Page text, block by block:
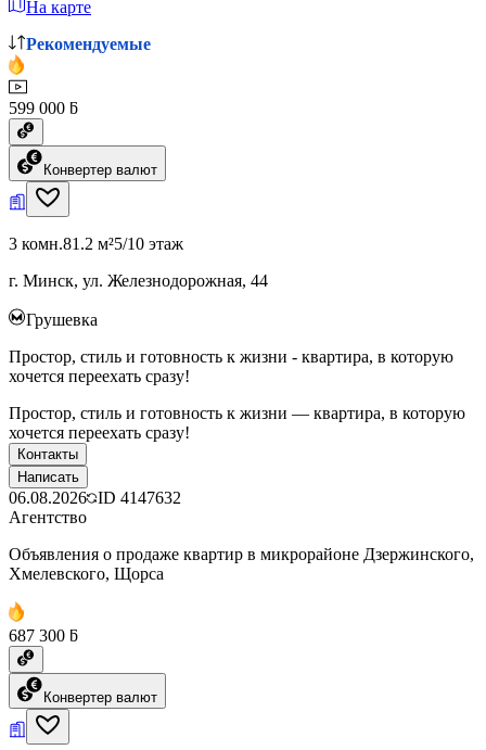
На карте
Рекомендуемые
599 000 ƃ
Конвертер валют
3 комн.81.2 м²5/10 этаж
г. Минск, ул. Железнодорожная, 44
Грушевка
Простор, стиль и готовность к жизни - квартира, в которую
хочется переехать сразу!
Простор, стиль и готовность к жизни — квартира, в которую
хочется переехать сразу!
Контакты
Написать
06.08.2026 ID 4147632
Агентство
Объявления о продаже квартир в микрорайоне Дзержинского,
Хмелевского, Щорса
687 300 ƃ
Конвертер валют